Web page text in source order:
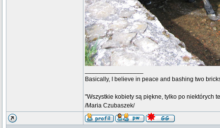
Basically, I believe in peace and bashing two
"Wszystkie kobiety są piękne, tylko po niektórych
/Maria Czubaszek/